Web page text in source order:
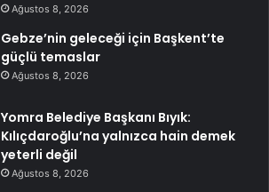
Ağustos 8, 2026
Gebze’nin geleceği için Başkent’te
güçlü temaslar
Ağustos 8, 2026
Yomra Belediye Başkanı Bıyık:
Kılıçdaroğlu’na yalnızca hain demek
yeterli değil
Ağustos 8, 2026